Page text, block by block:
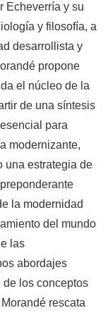
Echeverría y su
y filosofía, a
desarrollista y
propone
el núcleo de la
de una síntesis
para
modernizante,
una estrategia de
la modernidad
del mundo
las
abordajes
los conceptos
Morandé rescata